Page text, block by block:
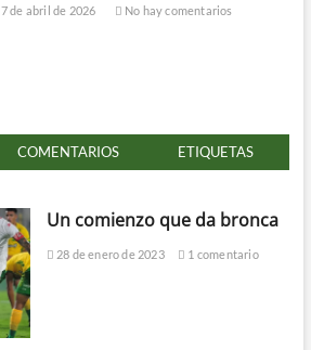
7 de abril de 2026 No hay comentarios
COMENTARIOS ETIQUETAS
Un comienzo que da bronca
28 de enero de 2023 1 comentario